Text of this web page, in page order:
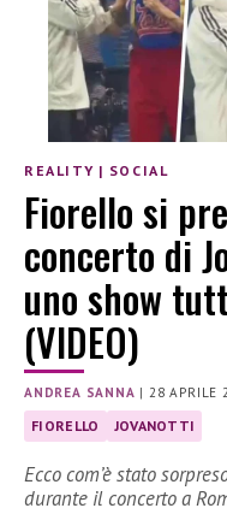
REALITY | SOCIAL
⁩Fiorello si
concerto di
uno show
(VIDEO)
ANDREA SANNA |28 APRILE
FIORELLO JOVANOTTI
Ecco com’è stato
durante il concerto a